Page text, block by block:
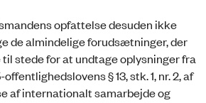
opfattelse desuden ikke
de almindelige forudsætninger, der
stede for at undtage oplysninger fra
§ 13, stk. 1, nr. 2, af
af internationalt samarbejde og